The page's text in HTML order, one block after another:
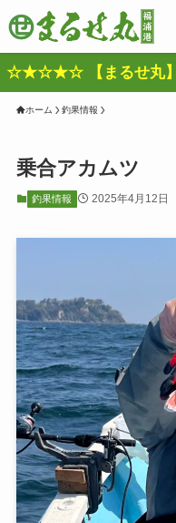
まるせ丸】リフィ
ホーム 釣果情報
乗合アカムツ
釣果情報 2025年4月12日